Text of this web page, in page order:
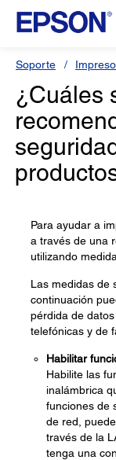
Soporte
¿Cuáles
Para ayudar a
a través de una
utilizando
Las medidas de
continuación
pérdida de
telefónicas y de
Habilitar
Habilite las
inalámbrica
funciones de
de red,
través de la
tenga una